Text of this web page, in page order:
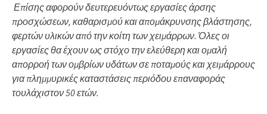
Επίσης αφορούν δευτερευόντως εργασίες άρσης
προσχώσεων, καθαρισμού και απομάκρυνσης βλάστησης,
φερτών υλικών από την κοίτη των χειμάρρων. Όλες οι
εργασίες θα έχουν ως στόχο την ελεύθερη και ομαλή
απορροή των ομβρίων υδάτων σε ποταμούς και χειμάρρους
για πλημμυρικές καταστάσεις περιόδου επαναφοράς
τουλάχιστον 50 ετών.